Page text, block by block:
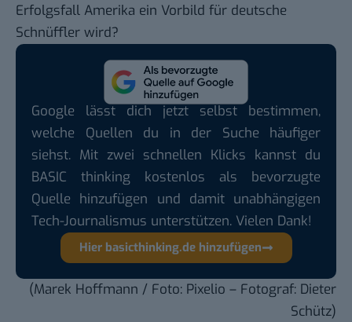
Erfolgsfall Amerika ein Vorbild für deutsche
Schnüffler wird?
Google lässt dich jetzt selbst bestimmen,
welche Quellen du in der Suche häufiger
siehst. Mit zwei schnellen Klicks kannst du
BASIC thinking kostenlos als bevorzugte
Quelle hinzufügen und damit unabhängigen
Tech-Journalismus unterstützen. Vielen Dank!
Hier basicthinking.de hinzufügen
(Marek Hoffmann / Foto: Pixelio – Fotograf: Dieter
Schütz)